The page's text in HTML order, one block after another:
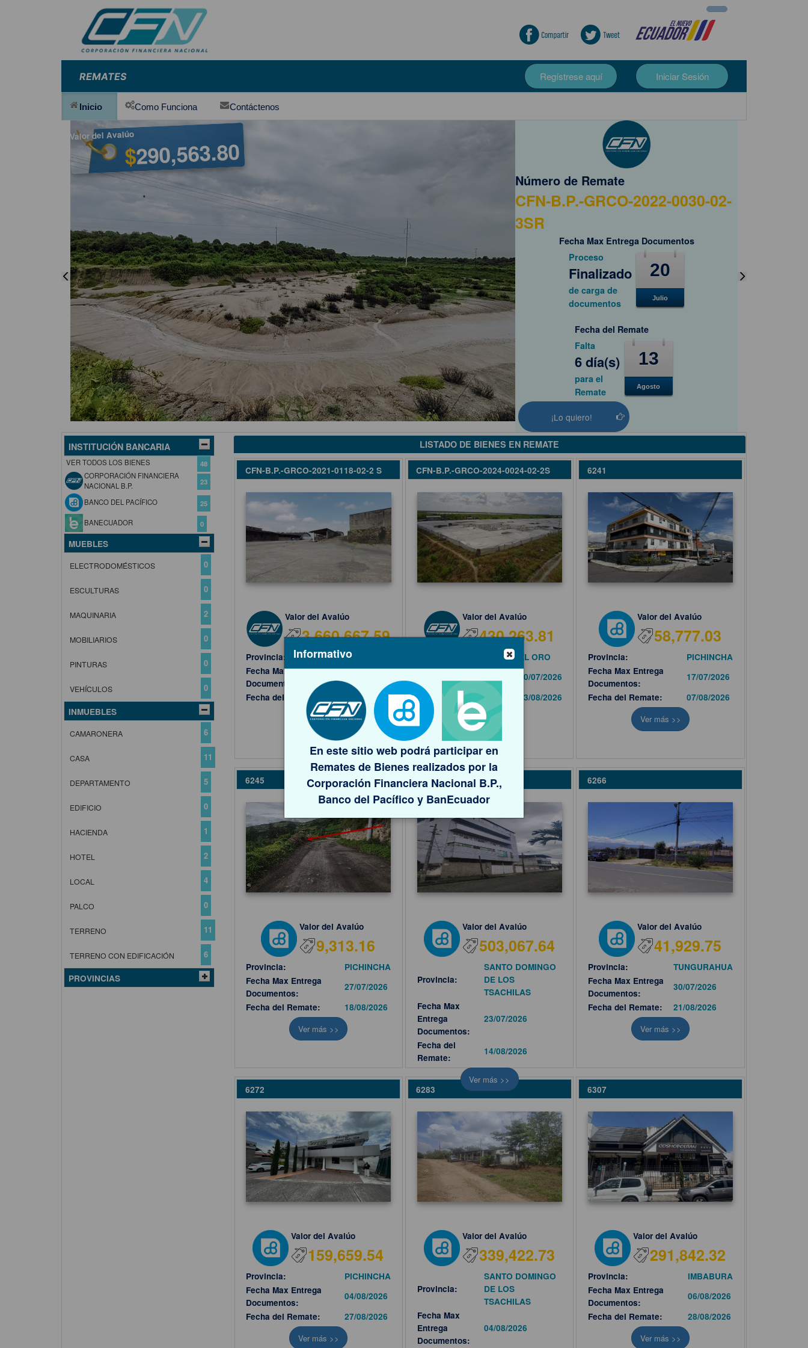
REMATES Regístrese aquí Iniciar Sesión
Inicio Como Funciona Contáctenos
Valor del Avalúo
$290,563.80
Número de Remate
CFN-B.P.-GRCO-2022-0030-02-
3SR
Fecha Max Entrega Documentos
Proceso
Finalizado
de carga de
documentos
20
Julio
Fecha del Remate
Falta
6 día(s)
para el
Remate
13
Agosto
¡Lo quiero!
INSTITUCIÓN BANCARIA
VER TODOS LOS BIENES 48
CORPORACIÓN FINANCIERA
NACIONAL B.P.
23
BANCO DEL PACÍFICO 25
BANECUADOR 0
MUEBLES
ELECTRODOMÉSTICOS 0
ESCULTURAS 0
MAQUINARIA 2
MOBILIARIOS 0
PINTURAS 0
VEHÍCULOS 0
INMUEBLES
CAMARONERA 6
CASA 11
DEPARTAMENTO 5
EDIFICIO 0
HACIENDA 1
HOTEL 2
LOCAL 4
PALCO 0
TERRENO 11
TERRENO CON EDIFICACIÓN 6
PROVINCIAS
LISTADO DE BIENES EN REMATE
CFN-B.P.-GRCO-2021-0118-02-2 S
Valor del Avalúo
3,660,667.59
Provincia:
GUAYAS
Fecha Max Entrega
Documentos:
Fecha del Remate:
25/08/2026
Ver más >>
CFN-B.P.-GRCO-2024-0024-02-2S
Valor del Avalúo
430,263.81
EL ORO
Fecha Max Entrega
Documentos:
20/07/2026
Fecha del Remate:
13/08/2026
Ver más >>
6241
Valor del Avalúo
58,777.03
Provincia:
PICHINCHA
Fecha Max Entrega
Documentos:
17/07/2026
Fecha del Remate:
07/08/2026
Ver más >>
6245
Valor del Avalúo
9,313.16
Provincia:
PICHINCHA
Fecha Max Entrega
Documentos:
27/07/2026
Fecha del Remate:
18/08/2026
Ver más >>
6254
Valor del Avalúo
503,067.64
Provincia:
SANTO DOMINGO
DE LOS
TSACHILAS
Fecha Max
Entrega
Documentos:
23/07/2026
Fecha del
Remate:
14/08/2026
Ver más >>
6266
Valor del Avalúo
41,929.75
Provincia:
TUNGURAHUA
Fecha Max Entrega
Documentos:
30/07/2026
Fecha del Remate:
21/08/2026
Ver más >>
6272
Valor del Avalúo
159,659.54
Provincia:
PICHINCHA
Fecha Max Entrega
Documentos:
04/08/2026
Fecha del Remate:
27/08/2026
Ver más >>
6283
Valor del Avalúo
339,422.73
Provincia:
SANTO DOMINGO
DE LOS
TSACHILAS
Fecha Max
Entrega
Documentos:
04/08/2026
6307
Valor del Avalúo
291,842.32
Provincia:
IMBABURA
Fecha Max Entrega
Documentos:
06/08/2026
Fecha del Remate:
28/08/2026
Ver más >>
Informativo
En este sitio web podrá participar en
Remates de Bienes realizados por la
Corporación Financiera Nacional B.P.,
Banco del Pacífico y BanEcuador